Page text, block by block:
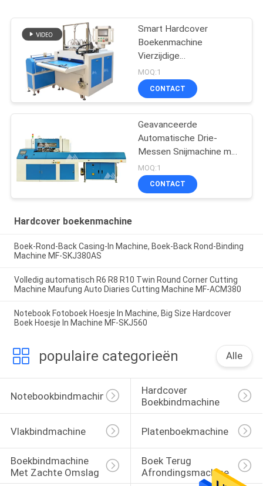
Smart Hardcover
Boekenmachine
Vierzijdige
vouwdoosmaker
MOQ:1
CONTACT
Geavanceerde
Automatische Drie-
Messen Snijmachine met
Hoge Precisie
MOQ:1
CONTACT
Hardcover boekenmachine
Boek-Rond-Back Casing-In Machine, Boek-Back Rond-Binding
Machine MF-SKJ380AS
Volledig automatisch R6 R8 R10 Twin Round Corner Cutting
Machine Maufung Auto Diaries Cutting Machine MF-ACM380
Notebook Fotoboek Hoesje In Machine, Big Size Hardcover
Boek Hoesje In Machine MF-SKJ560
populaire categorieën Alle
Notebookbindmachine
Hardcover
Boekbindmachine
Vlakbindmachine Platenboekmachine
Boekbindmachine
Met Zachte Omslag
Boek Terug
Afrondingsmachine